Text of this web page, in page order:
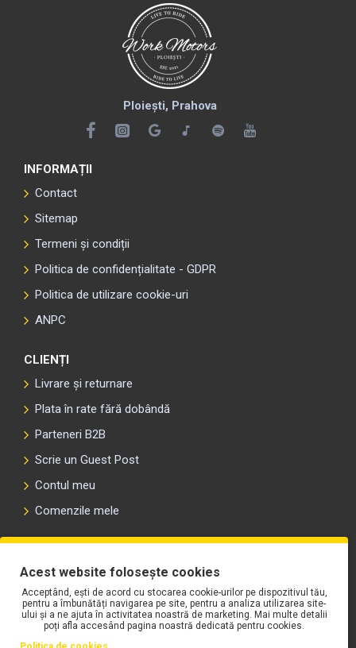
Ploiești, Prahova
INFORMAȚII
Contact
Sitemap
Termeni și condiții
Politica de confidențialitate - GDPR
Politica de utilizare cookie-uri
ANPC
CLIENȚI
Livrare și returnare
Plata în rate fără dobândă
Parteneri B2B
Scrie un Guest Post
Contul meu
Comenzile mele
Acest website folosește cookies
Acceptând, ești de acord cu stocarea cookie-urilor pe dispozitivul tău,
pentru a îmbunătăți navigarea pe site, pentru a analiza utilizarea site-
ului și a ne ajuta în activitatea noastră de marketing. Mai multe detalii
poți afla accesând pagina noastră dedicată pentru cookies.